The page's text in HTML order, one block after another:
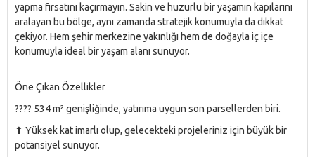
yapma fırsatını kaçırmayın. Sakin ve huzurlu bir yaşamın kapılarını
aralayan bu bölge, aynı zamanda stratejik konumuyla da dikkat
çekiyor. Hem şehir merkezine yakınlığı hem de doğayla iç içe
konumuyla ideal bir yaşam alanı sunuyor.
Öne Çıkan Özellikler
???? 534 m² genişliğinde, yatırıma uygun son parsellerden biri.
⬆ Yüksek kat imarlı olup, gelecekteki projeleriniz için büyük bir
potansiyel sunuyor.